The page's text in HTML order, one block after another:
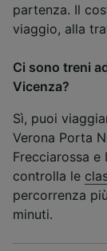
partenza. Il
viaggio, alla
Ci sono treni
Vicenza?
Sì, puoi
Verona Porta
Frecciarossa
controlla le
percorrenza
minuti.